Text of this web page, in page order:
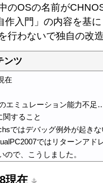
のOSの名前が
作入門」の内容を基
行わないで独自の改
ンツ
在
エミュレーション能力不足
関すること
ではデバッグ例外が起き
ではリターンアド
で、こうしました。
現在